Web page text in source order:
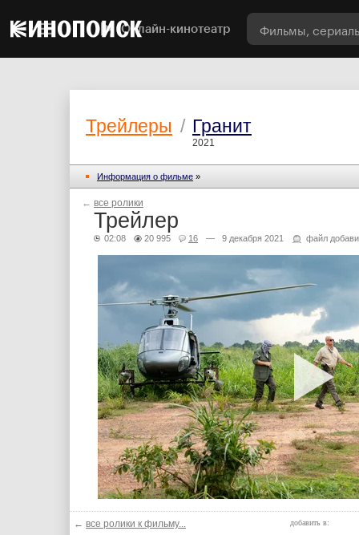
Онлайн-кинотеатр
Трейлеры / Гранит
2021
Информация о фильме »
← все ролики
Трейлер
02:08 20 995 16 — 9 декабря 2021 файл
← все ролики к фильму... добавить в: